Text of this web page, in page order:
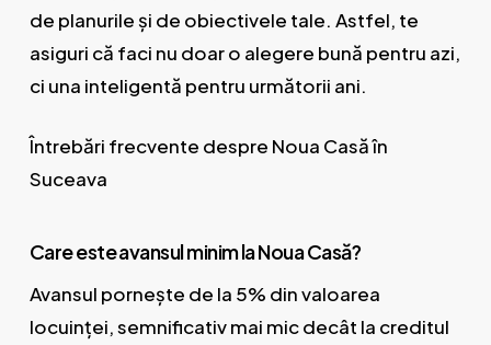
de planurile și de obiectivele tale. Astfel, te
asiguri că faci nu doar o alegere bună pentru azi,
ci una inteligentă pentru următorii ani.
Întrebări frecvente despre Noua Casă în
Suceava
Care este avansul minim la Noua Casă?
Avansul pornește de la 5% din valoarea
locuinței, semnificativ mai mic decât la creditul